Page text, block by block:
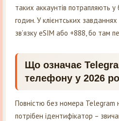
таких аккаунтів потрапляють
годин. У клієнтських
зв’язку eSIM або +888, бо там
Що означає
телефону у 2026
Повністю без номера Telegram
потрібен ідентифікатор –